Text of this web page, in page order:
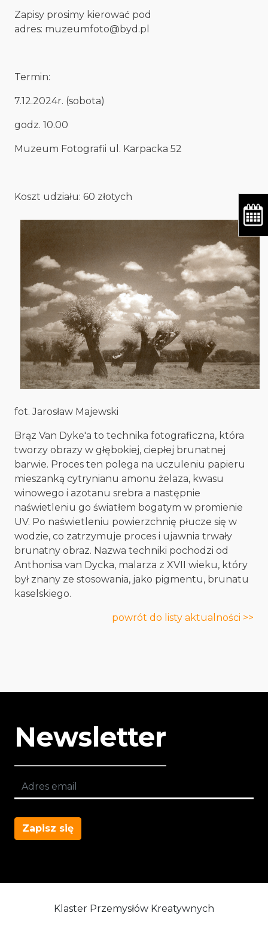
Zapisy prosimy kierować pod
adres: muzeumfoto@byd.pl
Termin:
7.12.2024r. (sobota)
godz. 10.00
Muzeum Fotografii ul. Karpacka 52
Koszt udziału: 60 złotych
fot. Jarosław Majewski
Brąz Van Dyke'a to technika fotograficzna, która
tworzy obrazy w głębokiej, ciepłej brunatnej
barwie. Proces ten polega na uczuleniu papieru
mieszanką cytrynianu amonu żelaza, kwasu
winowego i azotanu srebra a następnie
naświetleniu go światłem bogatym w promienie
UV. Po naświetleniu powierzchnię płucze się w
wodzie, co zatrzymuje proces i ujawnia trwały
brunatny obraz. Nazwa techniki pochodzi od
Anthonisa van Dycka, malarza z XVII wieku, który
był znany ze stosowania, jako pigmentu, brunatu
kaselskiego.
powrót do listy aktualności >>
Newsletter
Zapisz się
Klaster Przemysłów Kreatywnych